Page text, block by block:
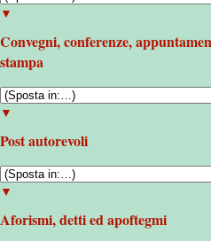
▼
Convegni, conferenze,
stampa
▼
Post autorevoli
▼
Aforismi, detti ed apoftegmi